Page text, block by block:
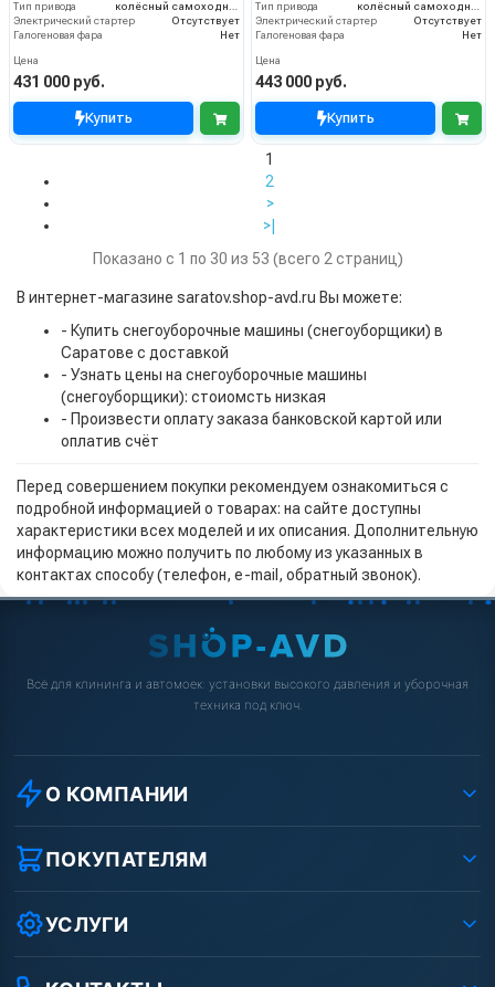
Тип привода
колёсный самоходный
Электрический стартер
Отсутствует
Галогеновая фара
Нет
Цена
431 000 руб.
Купить
Тип привода
колёсный самоходный
Электрический стартер
Отсутствует
Галогеновая фара
Нет
Цена
443 000 руб.
Купить
1
2
>
>|
Показано с 1 по 30 из 53 (всего 2 страниц)
В интернет-магазине saratov.shop-avd.ru Вы можете:
- Купить снегоуборочные машины (снегоуборщики) в
Саратове с доставкой
- Узнать цены на снегоуборочные машины
(снегоуборщики): стоиомсть низкая
- Произвести оплату заказа банковской картой или
оплатив счёт
Перед совершением покупки рекомендуем ознакомиться с
подробной информацией о товарах: на сайте доступны
характеристики всех моделей и их описания. Дополнительную
информацию можно получить по любому из указанных в
контактах способу (телефон, e-mail, обратный звонок).
Всё для клининга и автомоек: установки высокого давления и уборочная
техника под ключ.
О КОМПАНИИ
О компании
Реквизиты ООО «Шоп АВД»
Условия соглашения
Вакансии
ПОКУПАТЕЛЯМ
Как заказать?
Оплата
УСЛУГИ
Ремонт АВД
Сертификаты